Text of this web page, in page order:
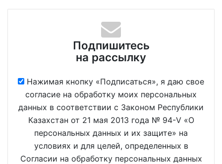
Подпишитесь
на рассылку
Нажимая кнопку «Подписаться», я даю свое
согласие на обработку моих персональных
данных в соответствии с Законом Республики
Казахстан от 21 мая 2013 года № 94-V «О
персональных данных и их защите» на
условиях и для целей, определенных в
Согласии на обработку персональных данных